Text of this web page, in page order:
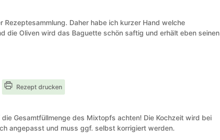
Daher habe ich kurzer Hand welche
die Oliven wird das Baguette schön saftig und erhält eben seinen
Rezept drucken
Gesamtfüllmenge des Mixtopfs achten! Die Kochzeit wird bei
angepasst und muss ggf. selbst korrigiert werden.